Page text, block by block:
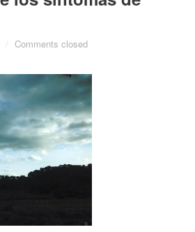
/ Comments closed